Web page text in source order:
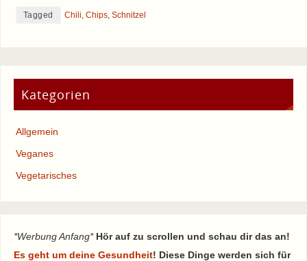
Tagged Chili, Chips, Schnitzel
Kategorien
Allgemein
Veganes
Vegetarisches
*Werbung Anfang* Hör auf zu scrollen und schau dir das an!
Es geht um deine Gesundheit! Diese Dinge werden sich für